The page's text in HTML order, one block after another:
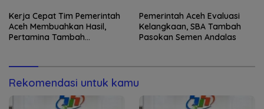
Kerja Cepat Tim Pemerintah
Aceh Membuahkan Hasil,
Pertamina Tambah
Pemerintah Aceh Evaluasi
Kelangkaan, SBA Tambah
Pasokan Semen Andalas
Rekomendasi untuk kamu